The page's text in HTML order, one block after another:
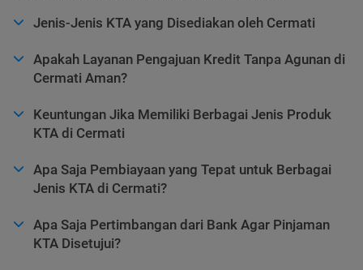
Jenis-Jenis KTA yang Disediakan oleh Cermati
Apakah Layanan Pengajuan Kredit Tanpa Agunan di
Cermati Aman?
Keuntungan Jika Memiliki Berbagai Jenis Produk
KTA di Cermati
Apa Saja Pembiayaan yang Tepat untuk Berbagai
Jenis KTA di Cermati?
Apa Saja Pertimbangan dari Bank Agar Pinjaman
KTA Disetujui?